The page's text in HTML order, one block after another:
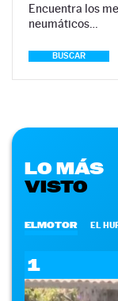
Encuentra los
neumáticos…
BUSCAR
LO MÁS
VISTO
ELMOTOR EL
1